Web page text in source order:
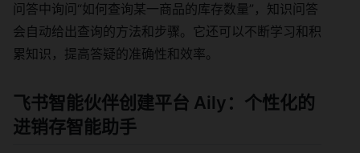
问答中询问“如何查询某一商品的库存数量”，知识问答
会自动给出查询的方法和步骤。它还可以不断学习和积
累知识，提高答疑的准确性和效率。
飞书智能伙伴创建平台 Aily：个性化的
进销存智能助手